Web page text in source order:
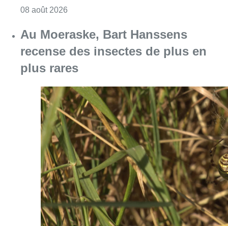
08 août 2026
Au Moeraske, Bart Hanssens
recense des insectes de plus en
plus rares